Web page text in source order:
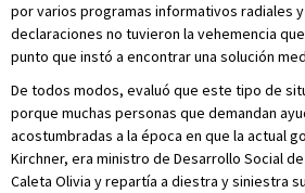
por varios programas informativos radiales
declaraciones no tuvieron la vehemencia
punto que instó a encontrar una solución
De todos modos, evaluó que este tipo de
porque muchas personas que demandan
acostumbradas a la época en que la actual
Kirchner, era ministro de Desarrollo Social de
Caleta Olivia y repartía a diestra y siniestra